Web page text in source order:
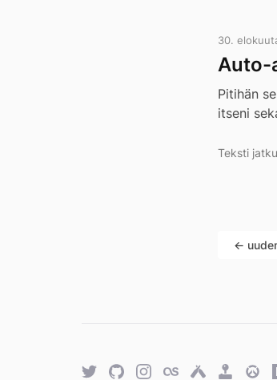
30.
Auto-
Pitihän
itseni
Teksti
←
TwitterGitHubTwitterLast.fmUntappd
Retro